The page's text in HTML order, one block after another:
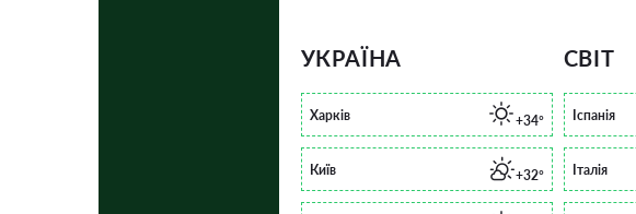
УКРАЇНА
Харків +34°
Київ +32°
СВІТ
Іспанія
Італія